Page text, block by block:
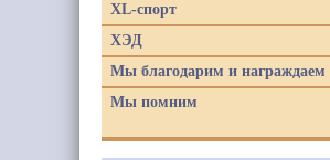
XL-спорт
ХЭД
Мы благодарим и награждаем
Мы помним